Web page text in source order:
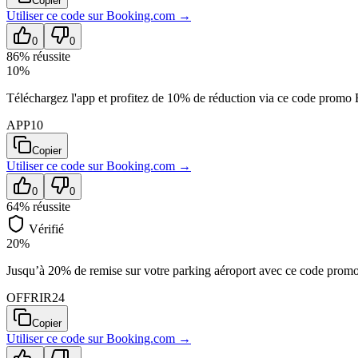
Utiliser ce code surBooking.com →
0 0
86% réussite
10%
Téléchargez l'app et profitez de 10% de réduction via ce code promo
APP10
Copier
Utiliser ce code surBooking.com →
0 0
64% réussite
Vérifié
20%
Jusqu’à 20% de remise sur votre parking aéroport avec ce code
OFFRIR24
Copier
Utiliser ce code surBooking.com →